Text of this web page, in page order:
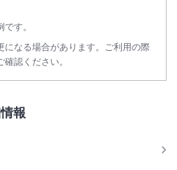
す。
になる場合があります。ご利用の際
認ください。
報